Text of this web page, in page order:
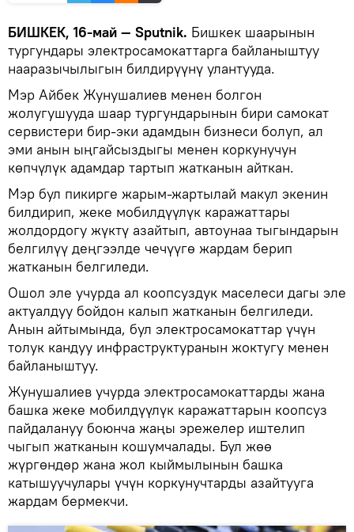
БИШКЕК, 16-май — Sputnik. Бишкек шаарынын
тургундары электросамокаттарга байланыштуу
нааразычылыгын билдирүүнү улантууда.
Мэр Айбек Жунушалиев менен болгон
жолугушууда шаар тургундарынын бири самокат
сервистери бир-эки адамдын бизнеси болуп, ал
эми анын ыңгайсыздыгы менен коркунучун
көпчүлүк адамдар тартып жатканын айткан.
Мэр бул пикирге жарым-жартылай макул экенин
билдирип, жеке мобилдүүлүк каражаттары
жолдордогу жүктү азайтып, автоунаа тыгындарын
белгилүү деңгээлде чечүүгө жардам берип
жатканын белгиледи.
Ошол эле учурда ал коопсуздук маселеси дагы эле
актуалдуу бойдон калып жатканын белгиледи.
Анын айтымында, бул электросамокаттар үчүн
толук кандуу инфраструктуранын жоктугу менен
байланыштуу.
Жунушалиев учурда электросамокаттарды жана
башка жеке мобилдүүлүк каражаттарын коопсуз
пайдалануу боюнча жаңы эрежелер иштелип
чыгып жатканын кошумчалады. Бул жөө
жүргөндөр жана жол кыймылынын башка
катышуучулары үчүн коркунучтарды азайтууга
жардам бермекчи.